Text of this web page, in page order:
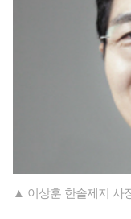
▲ 이상훈 한솔제지 사